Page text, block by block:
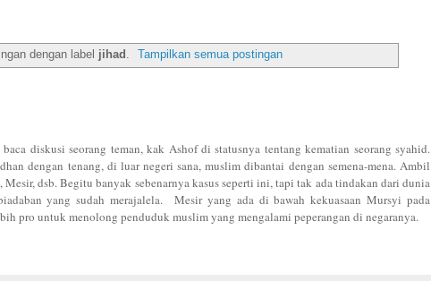
dengan label jihad . Tampilkan semua postingan
diskusi seorang teman, kak Ashof di statusnya tentang kematian seorang syahid.
dengan tenang, di luar negeri sana, muslim dibantai dengan semena-mena. Ambil
Mesir, dsb. Begitu banyak sebenarnya kasus seperti ini, tapi tak ada tindakan dari dunia
yang sudah merajalela. Mesir yang ada di bawah kekuasaan Mursyi pada
pro untuk menolong penduduk muslim yang mengalami peperangan di negaranya.